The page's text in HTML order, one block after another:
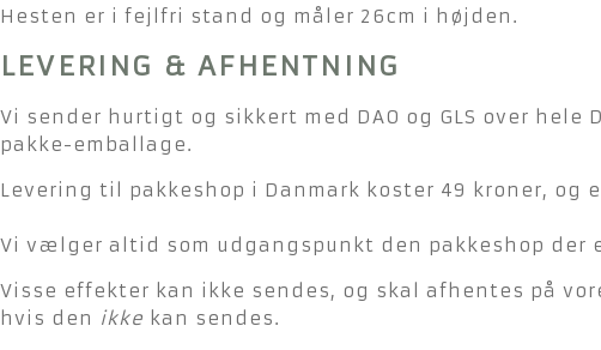
Hesten er i fejlfri stand og måler 26cm i højden.
LEVERING & AFHENTNING
Vi sender hurtigt og sikkert med DAO og GLS over
pakke-emballage.
Levering til pakkeshop i Danmark koster 49 kroner,
Vi vælger altid som udgangspunkt den pakkeshop
Visse effekter kan ikke sendes, og skal afhentes på
hvis den ikke kan sendes.